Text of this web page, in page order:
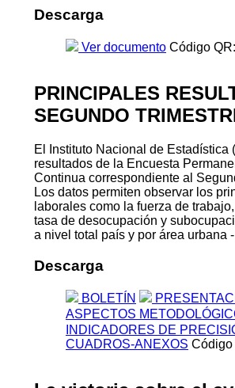
Cabe resaltar la importancia de la
datos estadísticos en el marco del
Agenda 2030 y los 17 Objetivos de
Sostenible (ODS), los cuales
diversos organismos
las Naciones Unidas.
Ver documentoCódigo
PRINCIPALES
SEGUNDO
El Instituto Nacional de Estadística
resultados de la Encuesta
Continua correspondiente al
Los datos permiten observar los
laborales como la fuerza de
tasa de desocupación y